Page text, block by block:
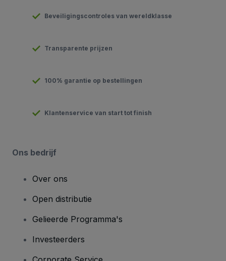
Beveiligingscontroles van wereldklasse
Transparente prijzen
100% garantie op bestellingen
Klantenservice van start tot finish
Ons bedrijf
Over ons
Open distributie
Gelieerde Programma's
Investeerders